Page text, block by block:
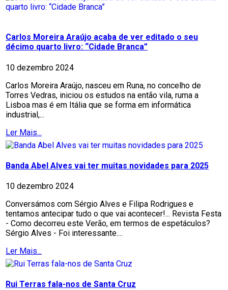
Carlos Moreira Araújo acaba de ver editado o seu
décimo quarto livro: “Cidade Branca”
10 dezembro 2024
Carlos Moreira Araújo, nasceu em Runa, no concelho de
Torres Vedras, iniciou os estudos na então vila, ruma a
Lisboa mas é em Itália que se forma em informática
industrial,...
Ler Mais...
Banda Abel Alves vai ter muitas novidades para 2025
10 dezembro 2024
Conversámos com Sérgio Alves e Filipa Rodrigues e
tentamos antecipar tudo o que vai acontecer!... Revista Festa
- Como decorreu este Verão, em termos de espetáculos?
Sérgio Alves - Foi interessante....
Ler Mais...
Rui Terras fala-nos de Santa Cruz